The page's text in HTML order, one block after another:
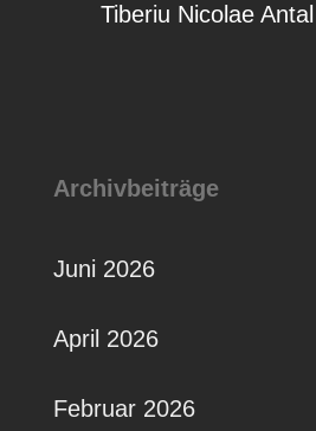
Tiberiu Nicolae Antal
Archivbeiträge
Juni 2026
April 2026
Februar 2026